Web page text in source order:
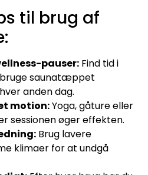
til brug af
pauser: Find tid i
saunatæppet
anden dag.
motion:Yoga, gåture eller
sessionen øger effekten.
Brug lavere
klimaer for at undgå